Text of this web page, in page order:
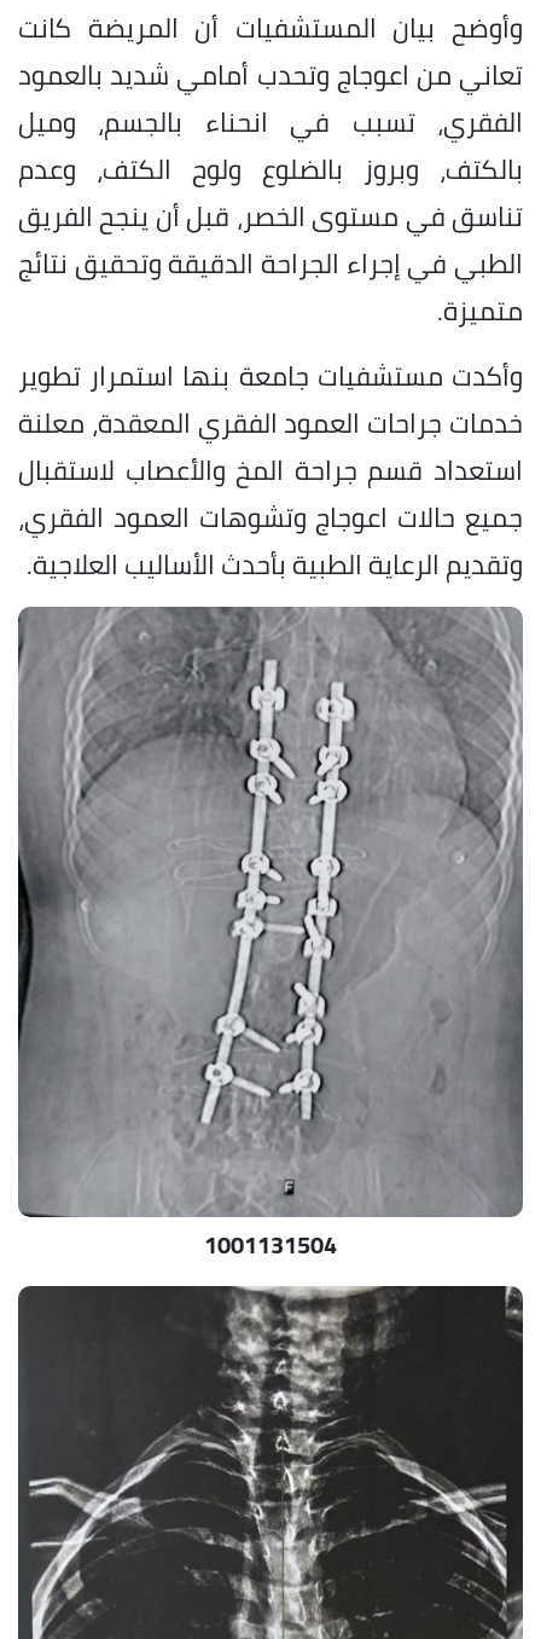
وأوضح بيان المستشفيات أن المريضة كانت
تعاني من اعوجاج وتحدب أمامي شديد بالعمود
الفقري، تسبب في انحناء بالجسم، وميل
بالكتف، وبروز بالضلوع ولوح الكتف، وعدم
تناسق في مستوى الخصر، قبل أن ينجح الفريق
الطبي في إجراء الجراحة الدقيقة وتحقيق نتائج
متميزة.
وأكدت مستشفيات جامعة بنها استمرار تطوير
خدمات جراحات العمود الفقري المعقدة، معلنة
استعداد قسم جراحة المخ والأعصاب لاستقبال
جميع حالات اعوجاج وتشوهات العمود الفقري،
وتقديم الرعاية الطبية بأحدث الأساليب العلاجية.
1001131504